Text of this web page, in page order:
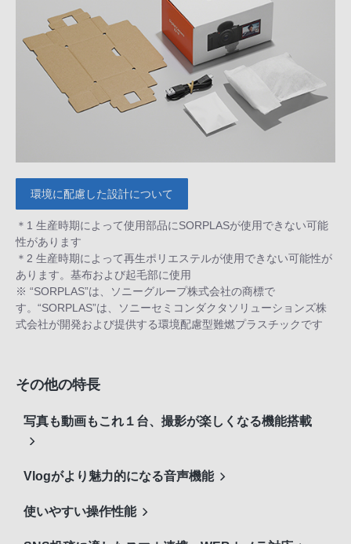
環境に配慮した設計について
＊1 生産時期によって使用部品にSORPLASが使用できない可能
性があります
＊2 生産時期によって再生ポリエステルが使用できない可能性が
あります。基布および起毛部に使用
※ “SORPLAS”は、ソニーグループ株式会社の商標で
す。“SORPLAS”は、ソニーセミコンダクタソリューションズ株
式会社が開発および提供する環境配慮型難燃プラスチックです
その他の特長
写真も動画もこれ１台、撮影が楽しくなる機能搭載
Vlogがより魅力的になる音声機能
使いやすい操作性能